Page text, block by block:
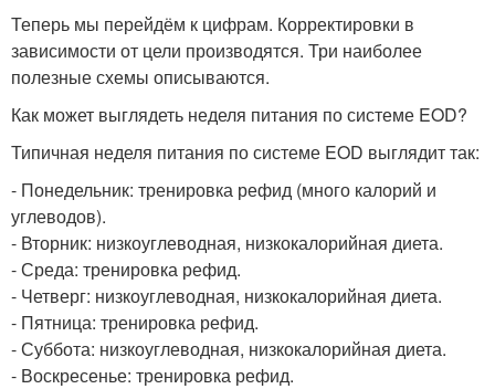
Теперь мы перейдём к цифрам. Корректировки в
зависимости от цели производятся. Три наиболее
полезные схемы описываются.
Как может выглядеть неделя питания по системе EOD?
Типичная неделя питания по системе EOD выглядит так:
- Понедельник: тренировка рефид (много калорий и
углеводов).
- Вторник: низкоуглеводная, низкокалорийная диета.
- Среда: тренировка рефид.
- Четверг: низкоуглеводная, низкокалорийная диета.
- Пятница: тренировка рефид.
- Суббота: низкоуглеводная, низкокалорийная диета.
- Воскресенье: тренировка рефид.